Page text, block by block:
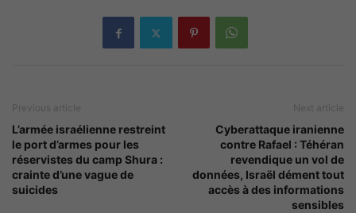
Previous article
L’armée israélienne restreint
le port d’armes pour les
réservistes du camp Shura :
crainte d’une vague de
suicides
Next article
Cyberattaque iranienne
contre Rafael : Téhéran
revendique un vol de
données, Israël dément tout
accès à des informations
sensibles